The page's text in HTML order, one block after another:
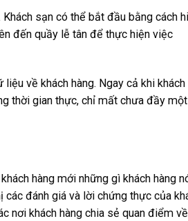
sạn có thể bắt đầu bằng cách
đến quầy lễ tân để thực hiện việc
về khách hàng. Ngay cả khi khách
thời gian thực, chỉ mất chưa đầy một
hàng mới những gì khách hàng
đánh giá và lời chứng thực của
nơi khách hàng chia sẻ quan điểm về